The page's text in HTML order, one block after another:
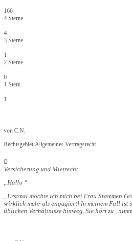
166
4 Sterne
4
3 Sterne
1
2 Sterne
0
1 Stern
1
von C.N.
Rechtsgebiet:Allgemeines Vertragsrecht
Versicherung und Mietrecht
Hallo
Erstmal möchte ich mich bei Frau Stammen
wirklich mehr als engagiert! In meinem Fall ist
üblichen Verhältnisse hinweg. Sie hört zu ,